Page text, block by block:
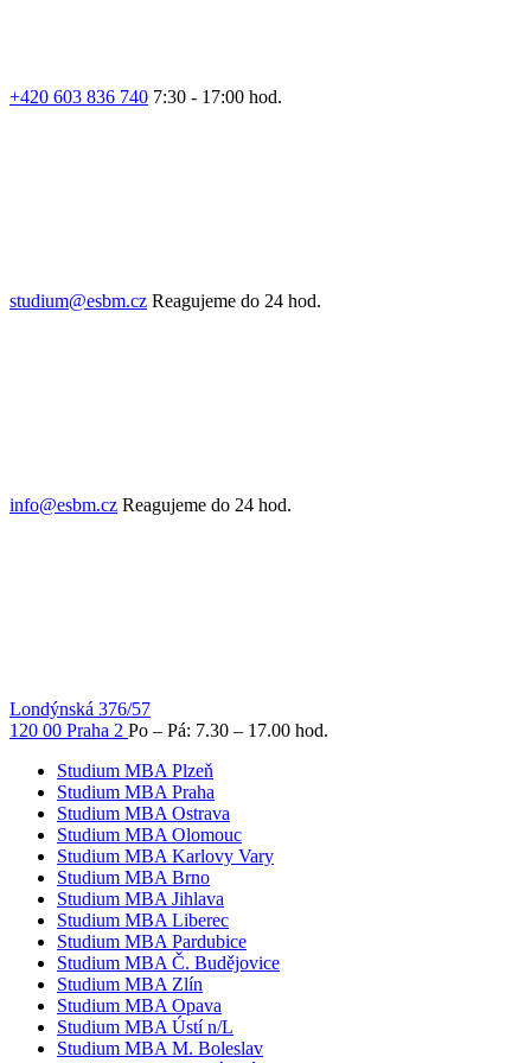
+420 603 836 740 7:30 - 17:00 hod.
studium@esbm.cz Reagujeme do 24 hod.
info@esbm.cz Reagujeme do 24 hod.
Londýnská 376/57
120 00 Praha 2 Po – Pá: 7.30 – 17.00 hod.
Studium MBA Plzeň
Studium MBA Praha
Studium MBA Ostrava
Studium MBA Olomouc
Studium MBA Karlovy Vary
Studium MBA Brno
Studium MBA Jihlava
Studium MBA Liberec
Studium MBA Pardubice
Studium MBA Č. Budějovice
Studium MBA Zlín
Studium MBA Opava
Studium MBA Ústí n/L
Studium MBA M. Boleslav